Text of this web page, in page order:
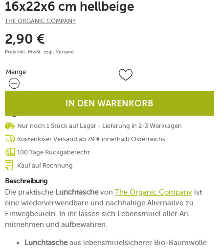
16x22x6 cm hellbeige
THE ORGANIC COMPANY
2,90 €
Preis inkl. MwSt. zzgl. Versand
Menge
Menge
IN DEN WARENKORB
Nur noch 1 Stück auf Lager - Lieferung in 2-3 Werktagen
Kostenloser Versand ab 79 € innerhalb Österreichs
100 Tage Rückgaberecht
Kauf auf Rechnung
Beschreibung
Die praktische Lunchtaschevon The Organic Company ist
eine wiederverwendbare und nachhaltige Alternative zu
Einwegbeuteln. In ihr lassen sich Lebensmittel aller Art
mitnehmen und aufbewahren.
Lunchtascheaus lebensmittelsicherer Bio-Baumwolle